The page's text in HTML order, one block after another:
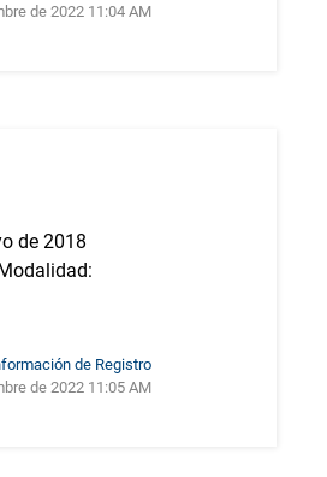
de 2022 11:04 AM
de 2018
de Registro
de 2022 11:05 AM